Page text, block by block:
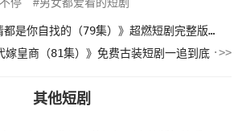
《恩情已断，绝情都是你自找的（79集）》超燃短剧完整版在线看
嫁皇商（81集）》免费古装短剧一追到底
其他短剧